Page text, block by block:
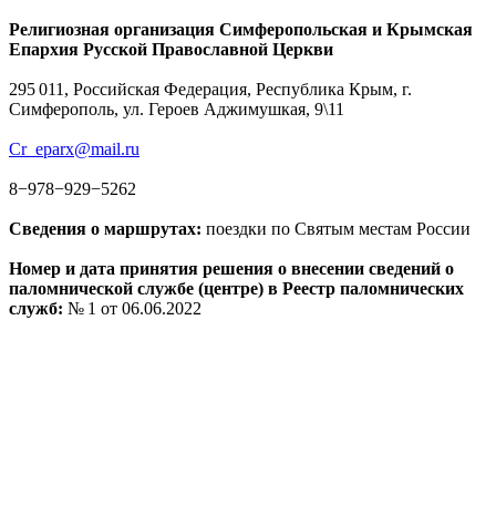
Религиозная организация Симферопольская и Крымская
Епархия Русской Православной Церкви
295 011, Российская Федерация, Республика Крым, г.
Симферополь, ул. Героев Аджимушкая, 9\11
Cr_eparx@mail.ru
8−978−929−5262
Сведения о маршрутах: поездки по Святым местам России
Номер и дата принятия решения о внесении сведений о
паломнической службе (центре) в Реестр паломнических
служб: № 1 от 06.06.2022